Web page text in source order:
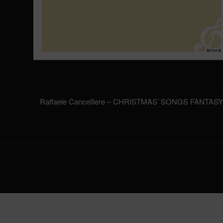
Raffaele Cancelliere – CHRISTMAS’ SONGS FANTASY